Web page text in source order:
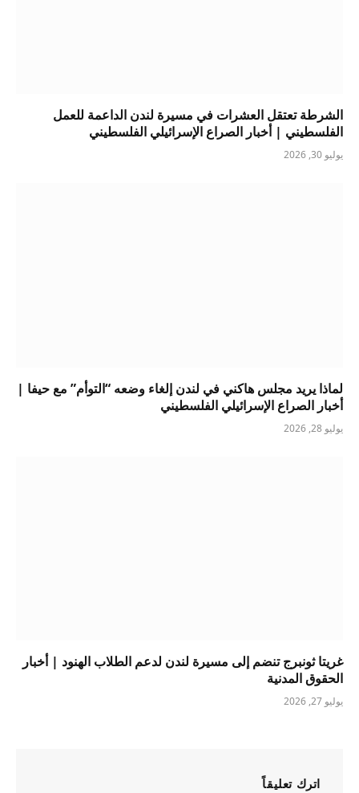
الشرطة تعتقل العشرات في مسيرة لندن الداعمة للعمل
الفلسطيني | أخبار الصراع الإسرائيلي الفلسطيني
يوليو 30, 2026
لماذا يريد مجلس هاكني في لندن إلغاء وضعه “التوأم” مع حيفا |
أخبار الصراع الإسرائيلي الفلسطيني
يوليو 28, 2026
غريتا ثونبرج تنضم إلى مسيرة لندن لدعم الطلاب الهنود | أخبار
الحقوق المدنية
يوليو 27, 2026
اترك تعليقاً